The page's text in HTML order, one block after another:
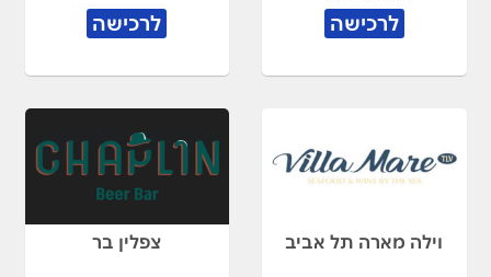
לרכישה לרכישה
וילה מארה תל אביב צפלין בר